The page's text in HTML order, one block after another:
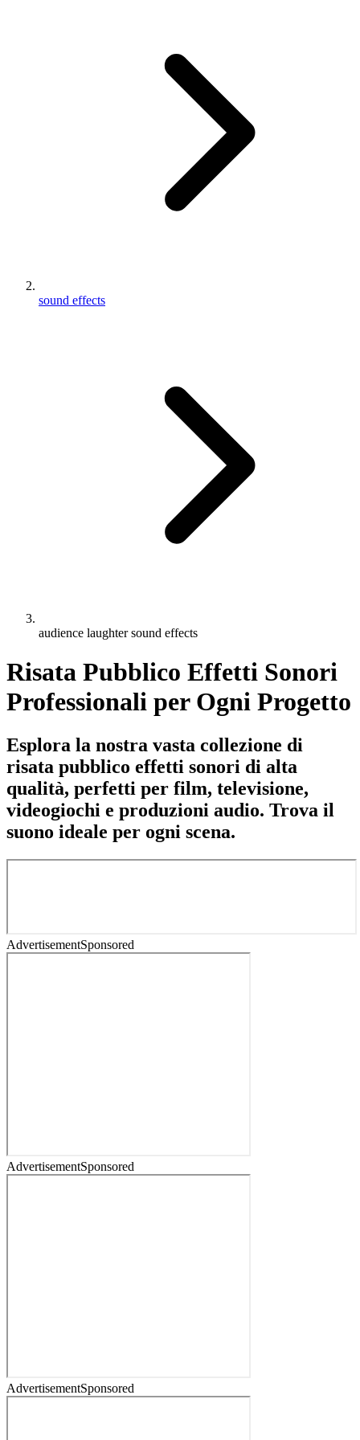
sound effects
audience laughter sound effects
Risata Pubblico Effetti Sonori
Professionali per Ogni Progetto
Esplora la nostra vasta collezione di
risata pubblico effetti sonori di alta
qualità, perfetti per film, televisione,
videogiochi e produzioni audio. Trova il
suono ideale per ogni scena.
AdvertisementSponsored
AdvertisementSponsored
AdvertisementSponsored